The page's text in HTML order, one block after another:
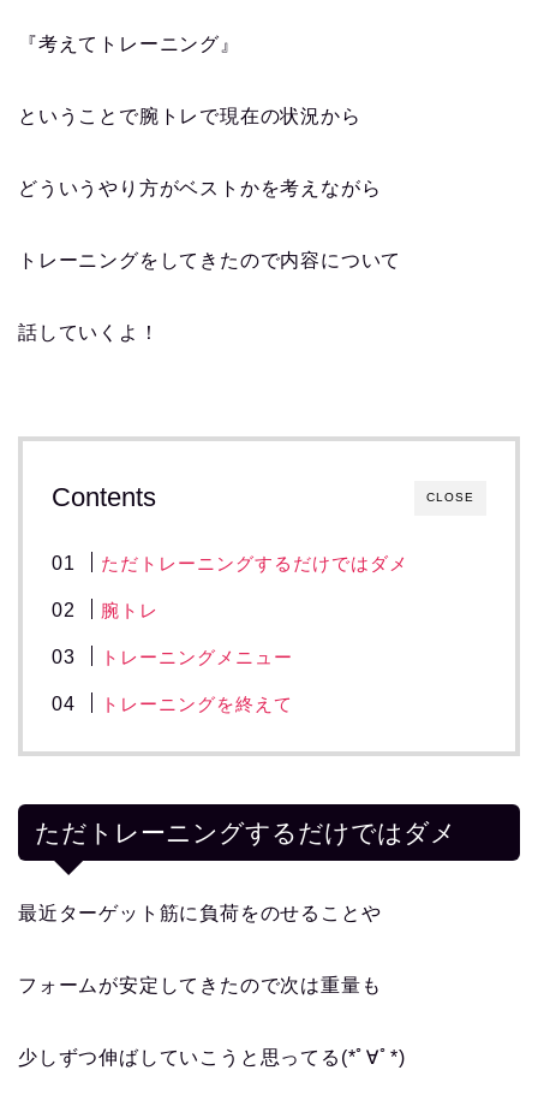
『考えてトレーニング』
ということで腕トレで現在の状況から
どういうやり方がベストかを考えながら
トレーニングをしてきたので内容について
話していくよ！
CLOSE
Contents
ただトレーニングするだけではダメ
腕トレ
トレーニングメニュー
トレーニングを終えて
ただトレーニングするだけではダメ
最近ターゲット筋に負荷をのせることや
フォームが安定してきたので次は重量も
少しずつ伸ばしていこうと思ってる(*ﾟ∀ﾟ*)